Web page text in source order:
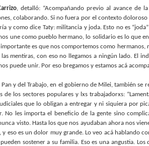
, detalló: “Acompañando previo al avance de
colaborando. Si no fuera por el contexto doloroso
y como dice Taty: militancia y joda. Esto no es
une como pueblo hermano, lo solidario es lo que
es que nos comportemos como hermanos,
mentiras, con eso no llegamos a ningún lado. El
puede unir. Por eso bregamos y estamos acá
y del Trabajo, en el gobierno de Milei, también
los sectores populares y lxs trabajadorxs:
que lo obligan a entregar y ni siquiera por
No les importa el beneficio de la gente sino
visto. Hasta los que nos ayudaban ahora nos
eso es un dolor muy grande. Lo veo acá hablando
sostener a su familia. Eso es una angustia.